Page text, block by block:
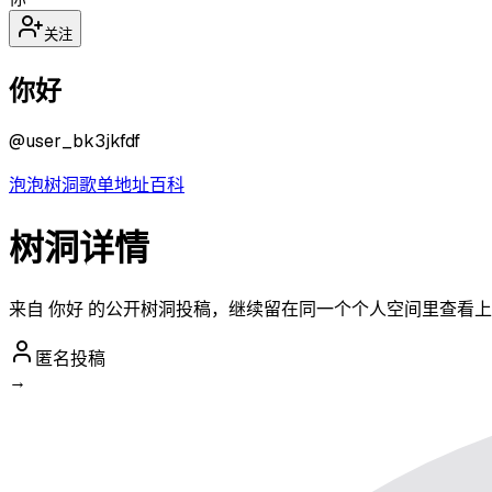
关注
你好
@user_bk3jkfdf
泡泡树洞歌单地址百科
树洞详情
来自 你好 的公开树洞投稿，继续留在同一个个人空间里查看
匿名投稿
→